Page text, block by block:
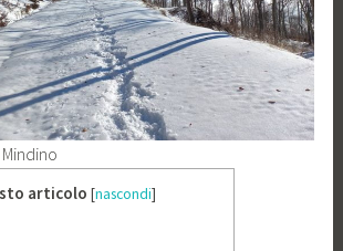
articolo [nascondi]